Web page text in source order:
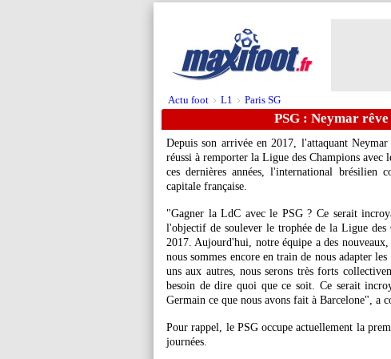
Actu foot > L1 > Paris SG
PSG : Neymar
Depuis son arrivée en 2017, l'attaquant
réussi à remporter la Ligue des Champions avec
ces dernières années, l'international
capitale française.
"Gagner la LdC avec le PSG ? Ce serait
l'objectif de soulever le trophée de la Ligue des
2017. Aujourd'hui, notre équipe a des
nous sommes encore en train de nous adapter
uns aux autres, nous serons très forts
besoin de dire quoi que ce soit. Ce serait
Germain ce que nous avons fait à Barcelone", a
Pour rappel, le PSG occupe actuellement la
journées.